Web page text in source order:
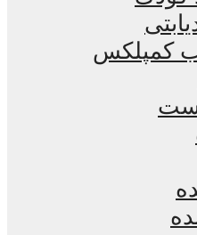
ب کمپلکس